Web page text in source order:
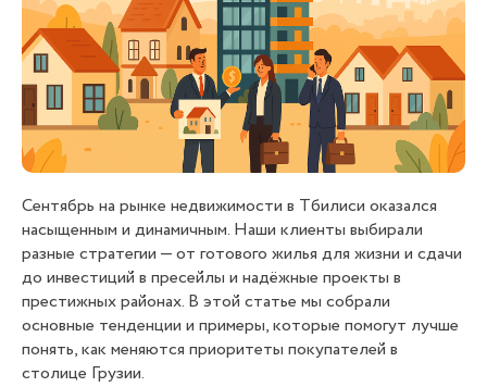
Сентябрь на рынке недвижимости в Тбилиси оказался
насыщенным и динамичным. Наши клиенты выбирали
разные стратегии — от готового жилья для жизни и сдачи
до инвестиций в пресейлы и надёжные проекты в
престижных районах. В этой статье мы собрали
основные тенденции и примеры, которые помогут лучше
понять, как меняются приоритеты покупателей в
столице Грузии.